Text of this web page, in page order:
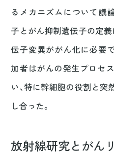
るメカニズムについて議
子とがん抑制遺伝子の定
伝子変異ががん化に必要
加者はがんの発生プロセ
い、特に幹細胞の役割と
し合った。
放射線研究とがん